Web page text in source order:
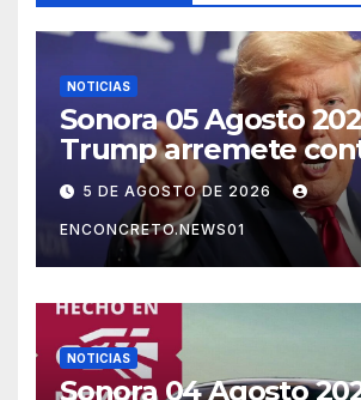
NOTICIAS
Sonora 05 Agosto
Trump arremete
México, Canadá y otras
potencias por
abusos comerciales
5 DE AGOSTO DE 2026
ENCONCRETO.NEWS01
NOTICIAS
Sonora 04 Agosto